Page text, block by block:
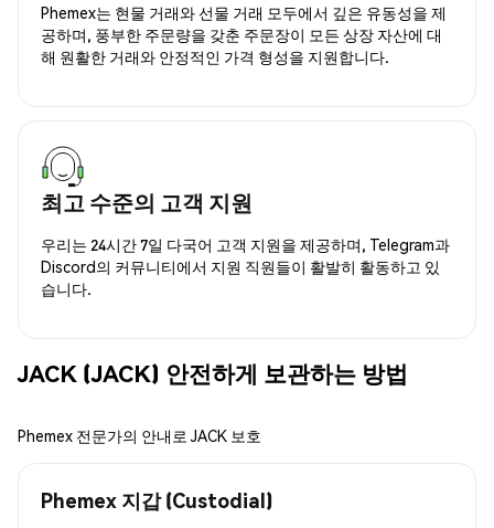
Phemex는 현물 거래와 선물 거래 모두에서 깊은 유동성을 제
공하며, 풍부한 주문량을 갖춘 주문장이 모든 상장 자산에 대
해 원활한 거래와 안정적인 가격 형성을 지원합니다.
최고 수준의 고객 지원
우리는 24시간 7일 다국어 고객 지원을 제공하며, Telegram과
Discord의 커뮤니티에서 지원 직원들이 활발히 활동하고 있
습니다.
JACK (JACK) 안전하게 보관하는 방법
Phemex 전문가의 안내로 JACK 보호
Phemex 지갑 (Custodial)